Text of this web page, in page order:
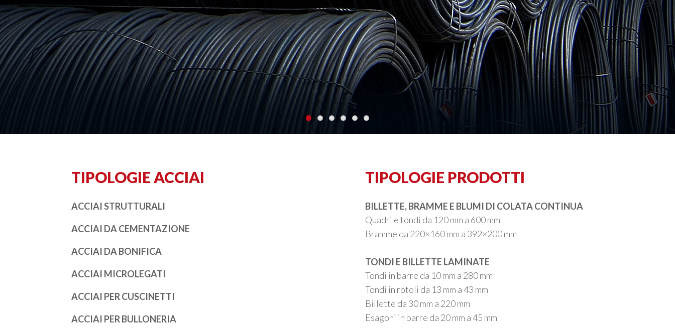
TIPOLOGIE ACCIAI
ACCIAI STRUTTURALI
ACCIAI DA CEMENTAZIONE
ACCIAI DA BONIFICA
ACCIAI MICROLEGATI
ACCIAI PER CUSCINETTI
ACCIAI PER BULLONERIA
TIPOLOGIE PRODOTTI
BILLETTE, BRAMME E BLUMI DI COLATA CONTINUA
Quadri e tondi da 120 mm a 600 mm
Bramme da 220×160 mm a 392×200 mm
TONDI E BILLETTE LAMINATE
Tondi in barre da 10 mm a 280 mm
Tondi in rotoli da 13 mm a 43 mm
Billette da 30 mm a 220 mm
Esagoni in barre da 20 mm a 45 mm